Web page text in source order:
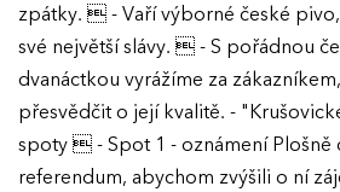
zpátky.  - Vaří výborné české
své největší slávy.  - S pořádnou
dvanáctkou vyrážíme za
přesvědčit o její kvalitě. -
spoty  - Spot 1 - oznámení Plošně
referendum, abychom zvýšili o ní